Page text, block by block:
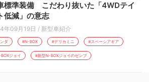
標準装備 こだわり抜いた「4WDテイ
低減」の意志
年09月19日 / 新型車紹介
ダ #N-BOX #デリカミニ #スペーシアギア
ジョイ #新型N-BOXジョイのゼンブ